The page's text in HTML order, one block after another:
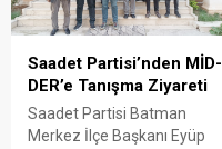
Saadet Partisi’nden MİD-
DER’e Tanışma Ziyareti
Saadet Partisi Batman
Merkez İlçe Başkanı Eyüp